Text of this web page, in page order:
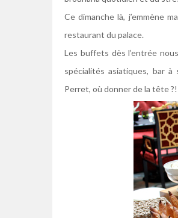
Ce dimanche là, j’emmène
restaurant du palace.
Les buffets dès l’entrée
spécialités asiatiques, bar à
Perret, où donner de la tête ?!